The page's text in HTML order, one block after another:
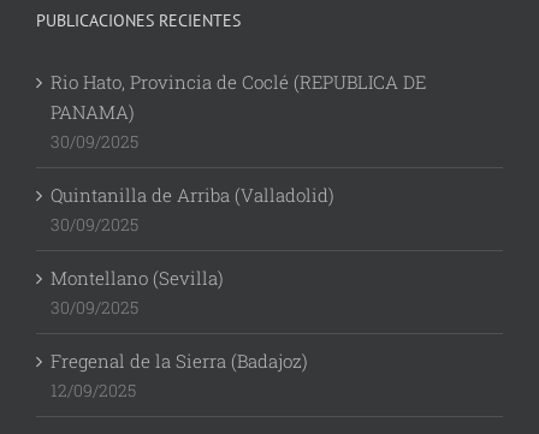
PUBLICACIONES RECIENTES
Rio Hato, Provincia de Coclé (REPUBLICA DE
PANAMA)
30/09/2025
Quintanilla de Arriba (Valladolid)
30/09/2025
Montellano (Sevilla)
30/09/2025
Fregenal de la Sierra (Badajoz)
12/09/2025